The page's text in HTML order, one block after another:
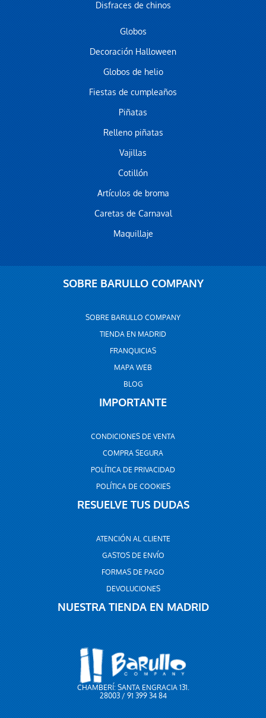
Disfraces de chinos
Globos
Decoración Halloween
Globos de helio
Fiestas de cumpleaños
Piñatas
Relleno piñatas
Vajillas
Cotillón
Artículos de broma
Caretas de Carnaval
Maquillaje
SOBRE BARULLO COMPANY
SOBRE BARULLO COMPANY
TIENDA EN MADRID
FRANQUICIAS
MAPA WEB
BLOG
IMPORTANTE
CONDICIONES DE VENTA
COMPRA SEGURA
POLÍTICA DE PRIVACIDAD
POLÍTICA DE COOKIES
RESUELVE TUS DUDAS
ATENCIÓN AL CLIENTE
GASTOS DE ENVÍO
FORMAS DE PAGO
DEVOLUCIONES
NUESTRA TIENDA EN MADRID
CHAMBERÍ: SANTA ENGRACIA 131.
28003 / 91 399 34 84